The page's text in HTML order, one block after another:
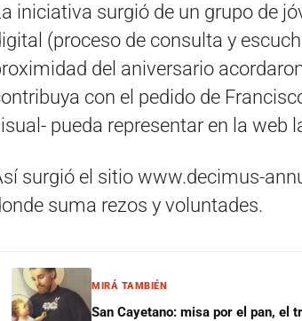
iniciativa surgió de un grupo de
(proceso de consulta y
del aniversario
con el pedido de
pueda representar en la web
surgió el sitio www.decimus-
suma rezos y voluntades.
MIRÁ TAMBIÉN
San Cayetano: misa por el pan, el